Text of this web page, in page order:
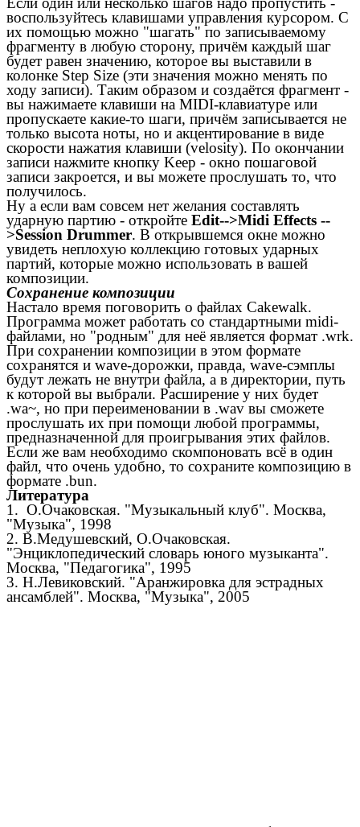
воспользуйтесь клавишами управления курсором. С
их помощью можно "шагать" по записываемому
фрагменту в любую сторону, причём каждый шаг
будет равен значению, которое вы выставили в
колонке Step Size (эти значения можно менять по
ходу записи). Таким образом и создаётся фрагмент -
вы нажимаете клавиши на MIDI-клавиатуре или
пропускаете какие-то шаги, причём записывается не
только высота ноты, но и акцентирование в виде
скорости нажатия клавиши (velosity). По окончании
записи нажмите кнопку Keep - окно пошаговой
записи закроется, и вы можете прослушать то, что
получилось.
Ну а если вам совсем нет желания составлять
ударную партию - откройте Edit-->Midi Effects --
>Session Drummer. В открывшемся окне можно
увидеть неплохую коллекцию готовых ударных
партий, которые можно использовать в вашей
композиции.
Сохранение композиции
Настало время поговорить о файлах Cakewalk.
Программа может работать со стандартными midi-
файлами, но "родным" для неё является формат .wrk.
При сохранении композиции в этом формате
сохранятся и wave-дорожки, правда, wave-сэмплы
будут лежать не внутри файла, а в директории, путь
к которой вы выбрали. Расширение у них будет
.wa~, но при переименовании в .wav вы сможете
прослушать их при помощи любой программы,
предназначенной для проигрывания этих файлов.
Если же вам необходимо скомпоновать всё в один
файл, что очень удобно, то сохраните композицию в
формате .bun.
Литература
1. О.Очаковская. "Музыкальный клуб". Москва,
"Музыка", 1998
2. В.Медушевский, О.Очаковская.
"Энциклопедический словарь юного музыканта".
Москва, "Педагогика", 1995
3. Н.Левиковский. "Аранжировка для эстрадных
ансамблей". Москва, "Музыка", 2005